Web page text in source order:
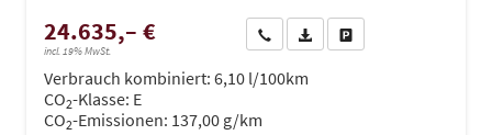
24.635,– €
incl. 19% MwSt.
Wir rufen Sie anPDF-Datei, Fahrzeugexposé
Verbrauch kombiniert: 6,10 l/100km
CO2-Klasse: E
CO2-Emissionen: 137,00 g/km